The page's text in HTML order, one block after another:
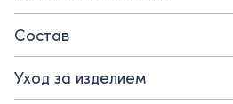
Состав
Уход за изделием